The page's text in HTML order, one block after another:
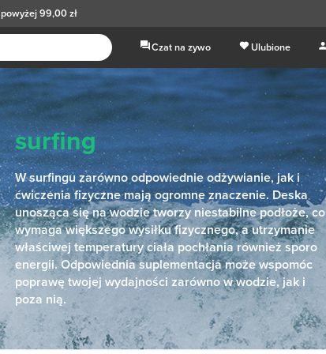
99,00 zł
Czat na zywo Ulubione
surfing
W surfingu zarówno odpowiednie odżywianie, jak i
ćwiczenia fizyczne mają ogromne znaczenie. Deska
unosząca się na wodzie tworzy niestabilne podłoże, co
wymaga większego wysiłku fizycznego, a utrzymanie
właściwej temperatury ciała pochłania również sporo
energii. Odpowiednia suplementacja może wspomóc
poprawę twojej wydajności zarówno w wodzie, jak i
poza nią.